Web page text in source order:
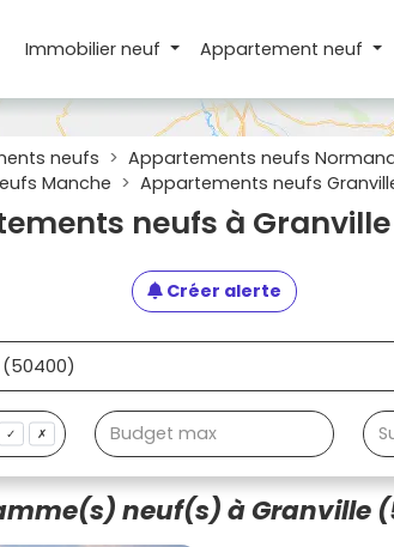
Immobilier neuf Appartement neuf
neufs
Appartements neufs
Manche
Appartements neufs
neufs à
Créer alerte
✓ ✗
neuf(s) à Granville